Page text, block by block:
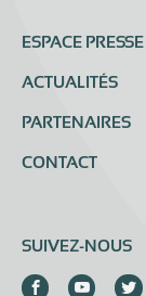
ESPACE PRESSE
ACTUALITÉS
PARTENAIRES
CONTACT
SUIVEZ-NOUS